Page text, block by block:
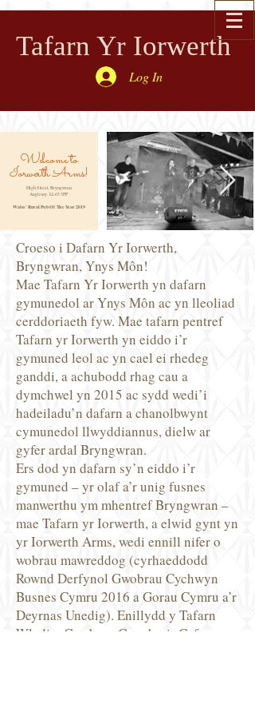
Tafarn Yr Iorwerth
Log In
Welcome to
Iorwerth Arms!
High Street, Bryngwran
Anglesey. LL65 3PP
Wales' Rural Pub Of The Year 2019
Croeso i Dafarn Yr Iorwerth,
Bryngwran, Ynys Môn!
Mae Tafarn Yr Iorwerth yn dafarn
gymunedol ar Ynys Môn ac yn lleoliad
cerddoriaeth fyw. Mae tafarn pentref
Tafarn yr Iorwerth yn eiddo i’r
gymuned leol ac yn cael ei rhedeg
ganddi, a achubodd rhag cau a
dymchwel yn 2015 ac sydd wedi’i
hadeiladu’n dafarn a chanolbwynt
cymunedol llwyddiannus, dielw ar
gyfer ardal Bryngwran.
Ers dod yn dafarn sy’n eiddo i’r
gymuned – yr olaf a’r unig fusnes
manwerthu ym mhentref Bryngwran –
mae Tafarn yr Iorwerth, a elwid gynt yn
yr Iorwerth Arms, wedi ennill nifer o
wobrau mawreddog (cyrhaeddodd
Rownd Derfynol Gwobrau Cychwyn
Busnes Cymru 2016 a Gorau Cymru a’r
Deyrnas Unedig). Enillydd y Tafarn
Wledig, Gwobrau Cynghrair Cefn